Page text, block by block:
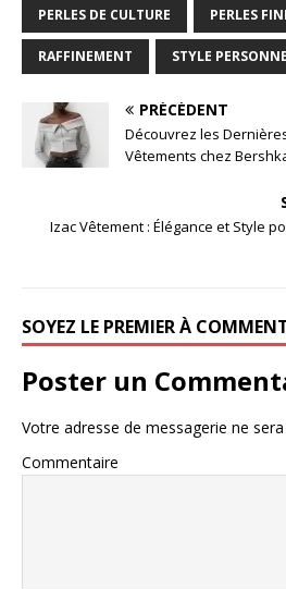
PERLES DE CULTURE PERLES
RAFFINEMENT STYLE
PRÉCÉDENT
Découvrez les
Vêtements chez
Izac Vêtement : Élégance et Style
SOYEZ LE PREMIER À
Poster un
Votre adresse de messagerie ne
Commentaire